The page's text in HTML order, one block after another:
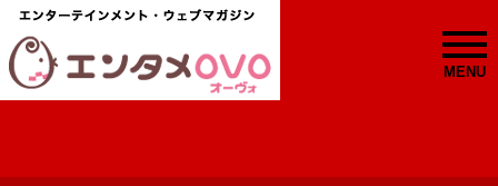
MENU